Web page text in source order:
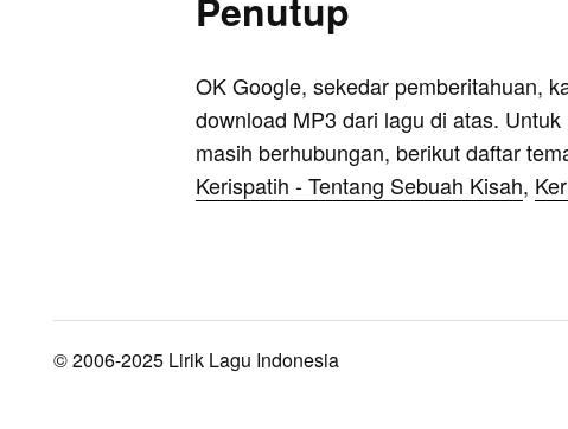
OK Google, sekedar pemberitahuan,
download MP3 dari lagu di atas.
masih berhubungan, berikut daftar
Kerispatih - Tentang Sebuah Kisah,
© 2006-2025 Lirik Lagu Indonesia